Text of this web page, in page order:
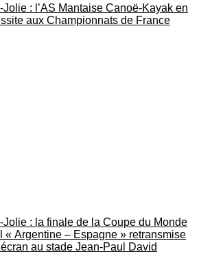
Jolie : l’AS Mantaise Canoë‑Kayak en
aux Championnats de France
Jolie : la finale de la Coupe du Monde
« Argentine – Espagne » retransmise
au stade Jean-Paul David